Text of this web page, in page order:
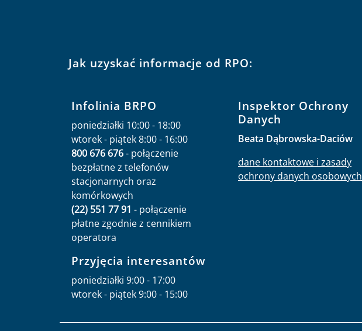
Jak uzyskać informacje od RPO:
Infolinia BRPO
poniedziałki 10:00 - 18:00
wtorek - piątek 8:00 - 16:00
800 676 676- połączenie
bezpłatne z telefonów
stacjonarnych oraz
komórkowych
(22) 551 77 91 - połączenie
płatne zgodnie z cennikiem
operatora
Przyjęcia interesantów
poniedziałki 9:00 - 17:00
wtorek - piątek 9:00 - 15:00
Inspektor Ochrony
Danych
Beata Dąbrowska-Daciów
dane kontaktowe i zasady
ochrony danych osobowych